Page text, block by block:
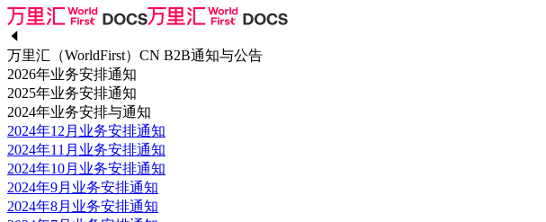
万里汇（WorldFirst）CN B2B通知与公告
2026年业务安排通知
2025年业务安排通知
2024年业务安排与通知
2024年12月业务安排通知
2024年11月业务安排通知
2024年10月业务安排通知
2024年9月业务安排通知
2024年8月业务安排通知